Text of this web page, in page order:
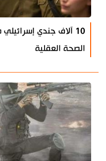
10 آلاف جندي
الصحة العقلية